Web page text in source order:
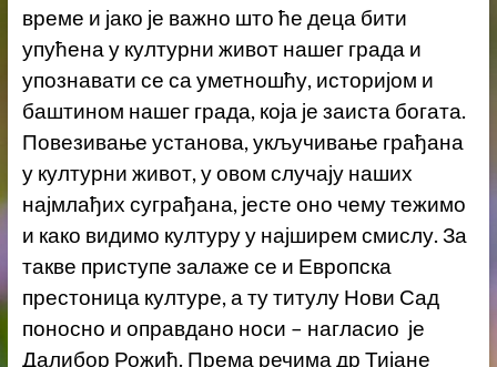
време и јако је важно што ће деца бити
упућена у културни живот нашег града и
упознавати се са уметношћу, историјом и
баштином нашег града, која је заиста богата.
Повезивање установа, укључивање грађана
у културни живот, у овом случају наших
најмлађих суграђана, јесте оно чему тежимо
и како видимо културу у најширем смислу. За
такве приступе залаже се и Европска
престоница културе, а ту титулу Нови Сад
поносно и оправдано носи – нагласио је
Далибор Рожић. Према речима др Тијане